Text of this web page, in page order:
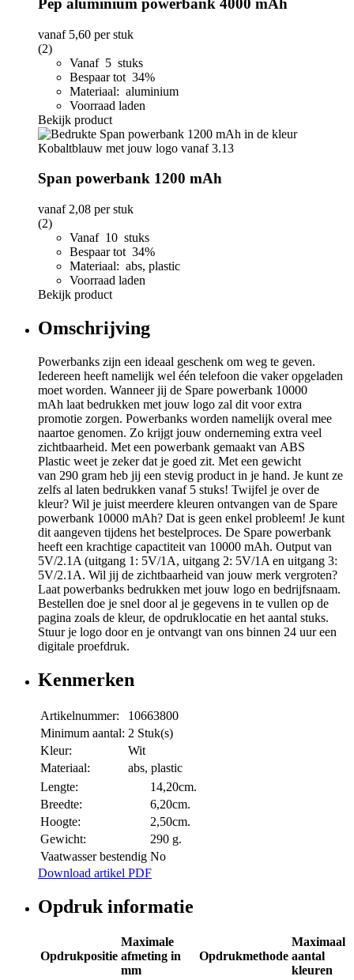
Pep aluminium powerbank 4000 mAh
vanaf 5,60 per stuk
(2)
Vanaf 5 stuks
Bespaar tot 34%
Materiaal: aluminium
Voorraad laden
Bekijk product
Span powerbank 1200 mAh
vanaf 2,08 per stuk
(2)
Vanaf 10 stuks
Bespaar tot 34%
Materiaal: abs, plastic
Voorraad laden
Bekijk product
Omschrijving
Powerbanks zijn een ideaal geschenk om weg te geven.
Iedereen heeft namelijk wel één telefoon die vaker opgeladen
moet worden. Wanneer jij de Spare powerbank 10000
mAh laat bedrukken met jouw logo zal dit voor extra
promotie zorgen. Powerbanks worden namelijk overal mee
naartoe genomen. Zo krijgt jouw onderneming extra veel
zichtbaarheid. Met een powerbank gemaakt van ABS
Plastic weet je zeker dat je goed zit. Met een gewicht
van 290 gram heb jij een stevig product in je hand. Je kunt ze
zelfs al laten bedrukken vanaf 5 stuks! Twijfel je over de
kleur? Wil je juist meerdere kleuren ontvangen van de Spare
powerbank 10000 mAh? Dat is geen enkel probleem! Je kunt
dit aangeven tijdens het bestelproces. De Spare powerbank
heeft een krachtige capactiteit van 10000 mAh. Output van
5V/2.1A (uitgang 1: 5V/1A, uitgang 2: 5V/1A en uitgang 3:
5V/2.1A. Wil jij de zichtbaarheid van jouw merk vergroten?
Laat powerbanks bedrukken met jouw logo en bedrijfsnaam.
Bestellen doe je snel door al je gegevens in te vullen op de
pagina zoals de kleur, de opdruklocatie en het aantal stuks.
Stuur je logo door en je ontvangt van ons binnen 24 uur een
digitale proefdruk.
Kenmerken
Artikelnummer:
10663800
Minimum aantal: 2 Stuk(s)
Kleur:
Wit
Materiaal:
abs, plastic
Lengte:
14,20cm.
Breedte:
6,20cm.
Hoogte:
2,50cm.
Gewicht:
290 g.
Vaatwasser bestendig No
Download artikel PDF
Opdruk informatie
Opdrukpositie
Maximale
afmeting in
mm
Opdrukmethode
Maximaal
aantal
kleuren